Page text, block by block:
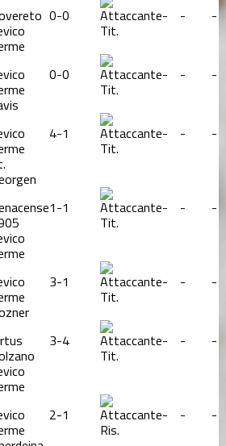
0-0
Tit.
- - -
0-0
Tit.
- - -
4-1
Tit.
- - -
1-1
Tit.
- - -
3-1
Tit.
- - -
3-4
Tit.
- - -
2-1
Ris.
- - -